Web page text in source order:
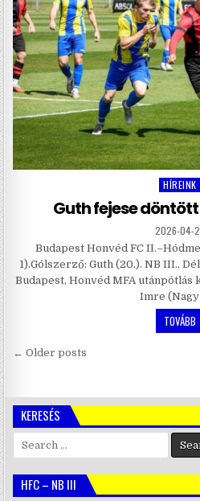
Posted
in
HÍREINK
Guth fejese
2026-04-
Budapest Honvéd FC
1).Gólszerző: Guth (20.). NB III.,
Budapest, Honvéd MFA utánpótlás
Imre (Nagy
TOVÁBB
Bejegyzés
← Older posts
KERESÉS
HFC – NB III